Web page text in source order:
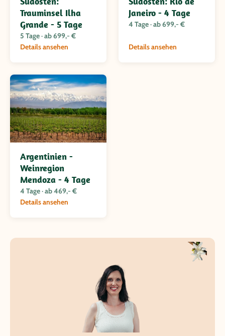
Trauminsel Ilha
Grande - 5 Tage
5 Tage · ab 699,- €
Details ansehen
Janeiro - 4 Tage
4 Tage · ab 699,- €
Details ansehen
Argentinien -
Weinregion
Mendoza - 4 Tage
4 Tage · ab 469,- €
Details ansehen